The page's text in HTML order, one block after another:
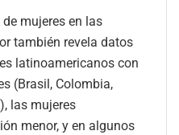
mujeres en las
también revela datos
latinoamericanos con
(Brasil, Colombia,
las mujeres
menor, y en algunos